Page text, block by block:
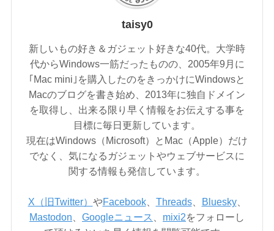
taisy0
新しいもの好き＆ガジェット好きな40代。大学時
代からWindows一筋だったものの、2005年9月に
｢Mac mini｣を購入したのをきっかけにWindowsと
Macのブログを書き始め、2013年に独自ドメイン
を取得し、出来る限り早く情報をお伝えする事を
目標に毎日更新しています。
現在はWindows（Microsoft）とMac（Apple）だけ
でなく、気になるガジェットやウェブサービスに
関する情報も発信しています。
X（旧Twitter） やFacebook、 Threads、 Bluesky、
Mastodon
Googleニュース mixi2をフォローし